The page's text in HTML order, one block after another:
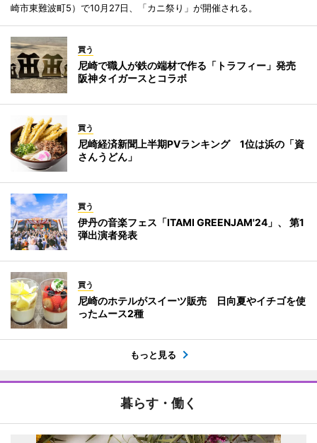
崎市東難波町5）で10月27日、「カニ祭り」が開催される。
買う
尼崎で職人が鉄の端材で作る「トラフィー」発売
阪神タイガースとコラボ
買う
尼崎経済新聞上半期PVランキング 1位は浜の「資
さんうどん」
買う
伊丹の音楽フェス「ITAMI GREENJAM'24」、 第1
弾出演者発表
買う
尼崎のホテルがスイーツ販売 日向夏やイチゴを使
ったムース2種
もっと見る
暮らす・働く